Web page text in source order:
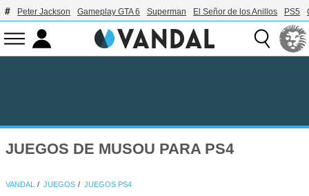
Peter Jackson Gameplay GTA 6 Superman El Señor de los Anillos PS5
JUEGOS DE MUSOU PARA PS4
VANDAL JUEGOS JUEGOS PS4